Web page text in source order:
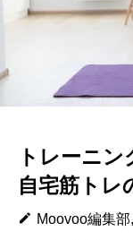
トレーニ
自宅筋トレ
Moovoo編集